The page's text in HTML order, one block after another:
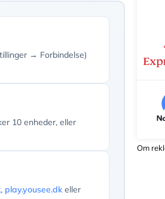
→ Forbindelse)
10 enheder, eller
, play.yousee.dkeller
Om